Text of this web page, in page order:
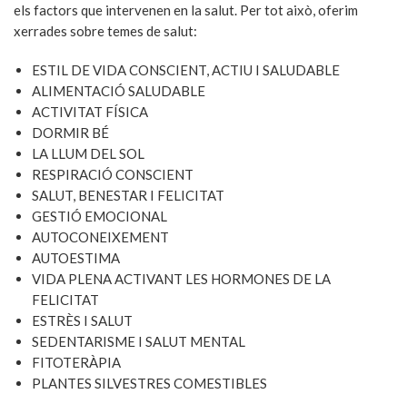
els factors que intervenen en la salut. Per tot això, oferim
xerrades sobre temes de salut:
ESTIL DE VIDA CONSCIENT, ACTIU I SALUDABLE
ALIMENTACIÓ SALUDABLE
ACTIVITAT FÍSICA
DORMIR BÉ
LA LLUM DEL SOL
RESPIRACIÓ CONSCIENT
SALUT, BENESTAR I FELICITAT
GESTIÓ EMOCIONAL
AUTOCONEIXEMENT
AUTOESTIMA
VIDA PLENA ACTIVANT LES HORMONES DE LA
FELICITAT
ESTRÈS I SALUT
SEDENTARISME I SALUT MENTAL
FITOTERÀPIA
PLANTES SILVESTRES COMESTIBLES